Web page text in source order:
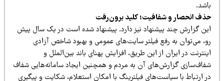
انحصار و شفافیت؛ کلید برون‌رفت
گزارش چند پیشنهاد نیز دارد. پیشنهاد شده است در یک سال پیش‌
می‌توان به رفع فیلتر سایت‌های عمومی و بهبود شاخص آزادی
در ایران از این طریق، افزایش پهنای باند بین‌الملل و
گزارش‌های آن به مردم و همچنین ایجاد سامانه‌هایی شفاف
ارتباط با سیاست‌های فیلترینگ با امکان استعلام، شکایت و پیگیری